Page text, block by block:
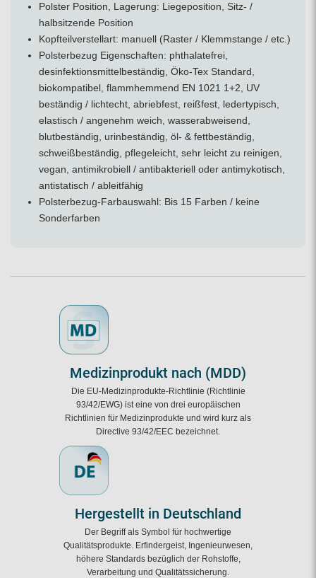
Polster Position, Lagerung: Liegeposition, Sitz- /
halbsitzende Position
Kopfteilverstellart: manuell (Raster / Klemmstange / etc.)
Polsterbezug Eigenschaften: phthalatefrei,
desinfektionsmittelbeständig, Öko-Tex Standard,
biokompatibel, flammhemmend EN 1021 1+2, UV
beständig / lichtecht, abriebfest, reißfest, ledertypisch,
elastisch / angenehm weich, wasserabweisend,
blutbeständig, urinbeständig, öl- & fettbeständig,
schweißbeständig, pflegeleicht, sehr leicht zu reinigen,
vegan, antimikrobiell / antibakteriell oder antimykotisch,
antistatisch / ableitfähig
Polsterbezug-Farbauswahl: Bis 15 Farben / keine
Sonderfarben
Medizinprodukt nach (MDD)
Die EU-Medizinprodukte-Richtlinie (Richtlinie
93/42/EWG) ist eine von drei europäischen
Richtlinien für Medizinprodukte und wird kurz als
Directive 93/42/EEC bezeichnet.
Hergestellt in Deutschland
Der Begriff als Symbol für hochwertige
Qualitätsprodukte. Erfindergeist, Ingenieurwesen,
höhere Standards bezüglich der Rohstoffe,
Verarbeitung und Qualitätssicherung.